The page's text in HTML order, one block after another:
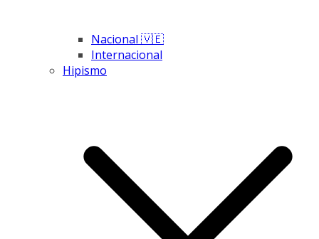
Nacional 🇻🇪
Internacional
Hipismo